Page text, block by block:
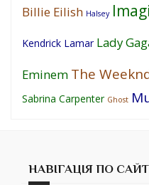
Billie Eilish Halsey
Kendrick Lamar Lady
Eminem The
Sabrina Carpenter Ghost
НАВІГАЦІЯ ПО